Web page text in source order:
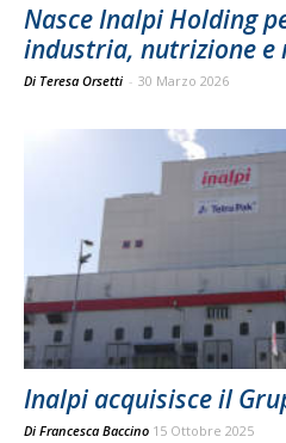
Nasce Inalpi Holding
industria, nutrizione e
Di Teresa Orsetti - 30 Marzo 2026
Inalpi acquisisce il
Di Francesca Baccino 15 Ottobre 2025